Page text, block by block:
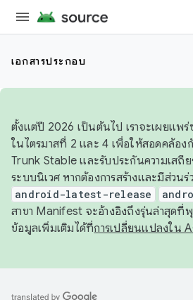
เอกสารประกอบ
ตั้งแต่ปี 2026 เป็นต้นไป เราจะเผยแพร่
ในไตรมาสที่ 2 และ 4 เพื่อให้สอดคล้อ
Trunk Stable และรับประกันความเสถี
ระบบนิเวศ หากต้องการสร้างและมีส่วน
android-latest-release
สาขา Manifest จะอ้างอิงถึงรุ่นล่าสุดที่
ข้อมูลเพิ่มเติมได้ที่การเปลี่ยนแปลงใน